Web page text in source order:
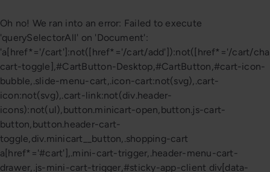
Oh no! We ran into an error: Failed to execute
'querySelectorAll' on 'Document':
'a[href*='/cart']:not([href*='/cart/add']):not([href*='/cart/
cart-toggle],#CartButton-Desktop,#CartButton,#cart-icon-
bubble,.slide-menu-cart,.icon-cart:not(svg),.cart-
icon:not(svg),.cart-link:not(div.header-
icons):not(ul),button.minicart-open,button.js-cart-
button,button.header-cart-
toggle,div.minicart__button,.shopping-cart
a[href*='#cart'],.mini-cart-trigger,.header-menu-cart-
drawer,.js-mini-cart-trigger,#sticky-app-client div[data-